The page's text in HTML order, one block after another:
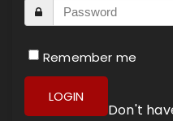
Remember me
LOGIN
Don't